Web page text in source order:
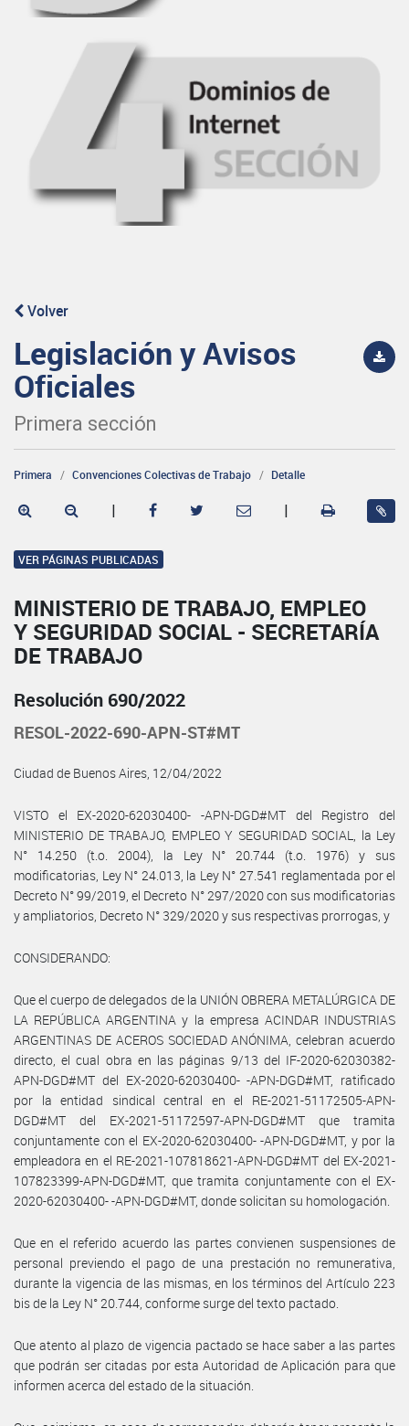
Volver
Legislación y Avisos
Oficiales
Primera sección
Primera Convenciones Colectivas de Trabajo Detalle
| |
VER PÁGINAS PUBLICADAS
MINISTERIO DE TRABAJO, EMPLEO
Y SEGURIDAD SOCIAL - SECRETARÍA
DE TRABAJO
Resolución 690/2022
RESOL-2022-690-APN-ST#MT
Ciudad de Buenos Aires, 12/04/2022
VISTO el EX-2020-62030400- -APN-DGD#MT del Registro del
MINISTERIO DE TRABAJO, EMPLEO Y SEGURIDAD SOCIAL, la Ley
N° 14.250 (t.o. 2004), la Ley N° 20.744 (t.o. 1976) y sus
modificatorias, Ley N° 24.013, la Ley N° 27.541 reglamentada por el
Decreto N° 99/2019, el Decreto N° 297/2020 con sus modificatorias
y ampliatorios, Decreto N° 329/2020 y sus respectivas prorrogas, y
CONSIDERANDO:
Que el cuerpo de delegados de la UNIÓN OBRERA METALÚRGICA DE
LA REPÚBLICA ARGENTINA y la empresa ACINDAR INDUSTRIAS
ARGENTINAS DE ACEROS SOCIEDAD ANÓNIMA, celebran acuerdo
directo, el cual obra en las páginas 9/13 del IF-2020-62030382-
APN-DGD#MT del EX-2020-62030400- -APN-DGD#MT, ratificado
por la entidad sindical central en el RE-2021-51172505-APN-
DGD#MT del EX-2021-51172597-APN-DGD#MT que tramita
conjuntamente con el EX-2020-62030400- -APN-DGD#MT, y por la
empleadora en el RE-2021-107818621-APN-DGD#MT del EX-2021-
107823399-APN-DGD#MT, que tramita conjuntamente con el EX-
2020-62030400- -APN-DGD#MT, donde solicitan su homologación.
Que en el referido acuerdo las partes convienen suspensiones de
personal previendo el pago de una prestación no remunerativa,
durante la vigencia de las mismas, en los términos del Artículo 223
bis de la Ley N° 20.744, conforme surge del texto pactado.
Que atento al plazo de vigencia pactado se hace saber a las partes
que podrán ser citadas por esta Autoridad de Aplicación para que
informen acerca del estado de la situación.